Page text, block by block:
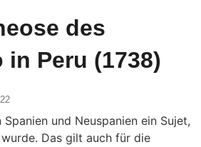
des
Peru (1738)
und Neuspanien ein Sujet,
Das gilt auch für die